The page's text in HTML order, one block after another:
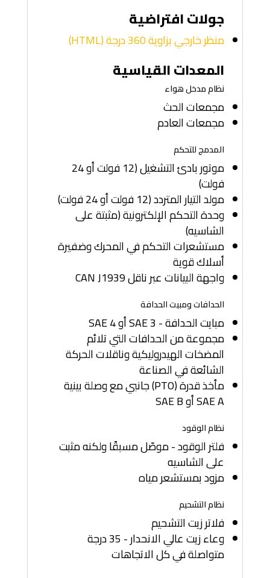
جولات افتراضية
منظر خارجي بزاوية 360 درجة (HTML)
المعدات القياسية
نظام مدخل هواء
مجمعات الحث
مجمعات العادم
المدمج للتحكم
موتور بادئ التشغيل (12 فولت أو 24
فولت)
مولد التيار المتردد (12 فولت أو 24 فولت)
وحدة التحكم الإلكترونية (مثبتة على
الشاسيه)
مستشعرات التحكم في المحرك وضفيرة
أسلاك قوية
واجهة البيانات عبر ناقل CAN J1939
الحدافات ومبيت الحدافة
مبايت الحدافة - SAE 3 أو SAE 4
مجموعة من الحدافات التي تلائم
المضخات الهيدروليكية وناقلات الحركة
الشائعة في الصناعة
مأخذ قدرة (PTO) جانبي مع وصلة بينية
SAE A أو SAE B
نظام الوقود
فلتر الوقود - موصّل مسبقًا ولكنه مثبت
على الشاسيه
مزود بمستشعر مياه
نظام التشحيم
فلاتر زيت التشحيم
وعاء زيت عالي الانحدار - 35 درجة
متواصلة في كل الاتجاهات